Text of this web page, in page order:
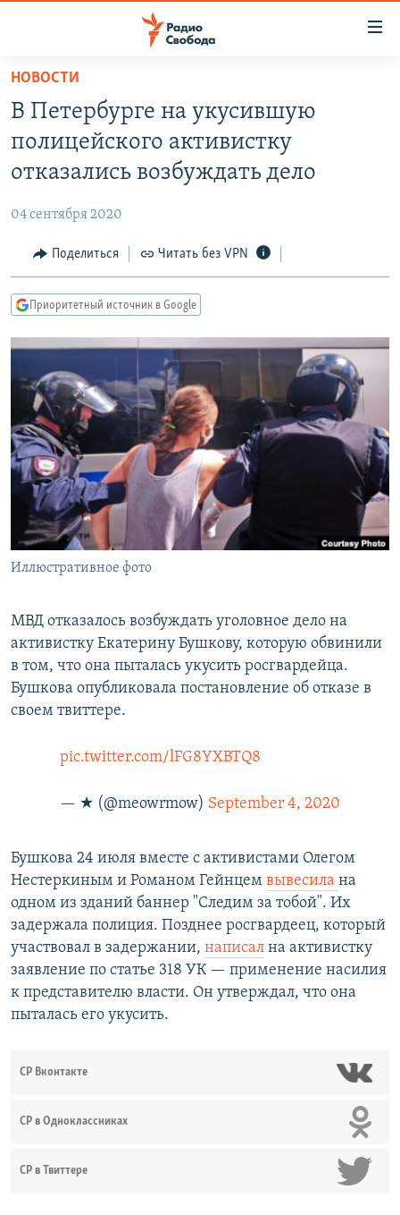
упрощенного
доступа
основному
Вернутся
Вернутся
поиску
ПРОГРАММЫ
ПОДКАСТЫ
МНЕНИЯ
КУЛЬТУРА
КАВКАЗ.РЕАЛИИ
СЕВЕР.РЕАЛИИ
СИБИРЬ.РЕАЛИИ
РАСПИСАНИЕ ВЕЩАНИЯ
ПОДПИШИТЕСЬ НА РАССЫЛКУ
СОЦИАЛЬНЫЕ СЕТИ
Все сайты РСЕ/РС
НОВОСТИ
В Петербурге на укусившую
полицейского активистку
отказались возбуждать дело
04 сентября 2020
Поделиться Читать без VPN
Приоритетный источник в Google
Иллюстративное фото
МВД отказалось возбуждать уголовное дело на
активистку Екатерину Бушкову, которую обвинили
в том, что она пыталась укусить росгвардейца.
Бушкова опубликовала постановление об отказе в
своем твиттере.
pic.twitter.com/lFG8YXBTQ8
— ★ (@meowrmow) September 4, 2020
Бушкова 24 июля вместе с активистами Олегом
Нестеркиным и Романом Гейнцем вывесила на
одном из зданий баннер "Следим за тобой". Их
задержала полиция. Позднее росгвардеец, который
участвовал в задержании, написал на активистку
заявление по статье 318 УК — применение насилия
к представителю власти. Он утверждал, что она
пыталась его укусить.
СР Вконтакте
СР в Одноклассниках
СР в Твиттере